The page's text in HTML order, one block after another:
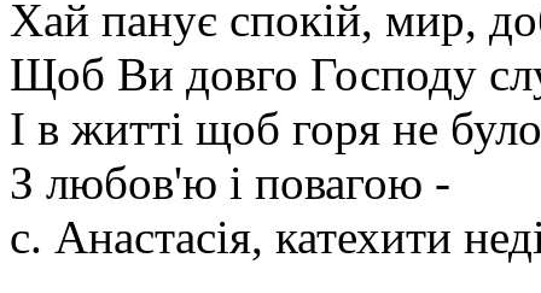
Хай панує спокій, мир,
Щоб Ви довго Господу
І в житті щоб горя не
З любов'ю і повагою -
с. Анастасія, катехити